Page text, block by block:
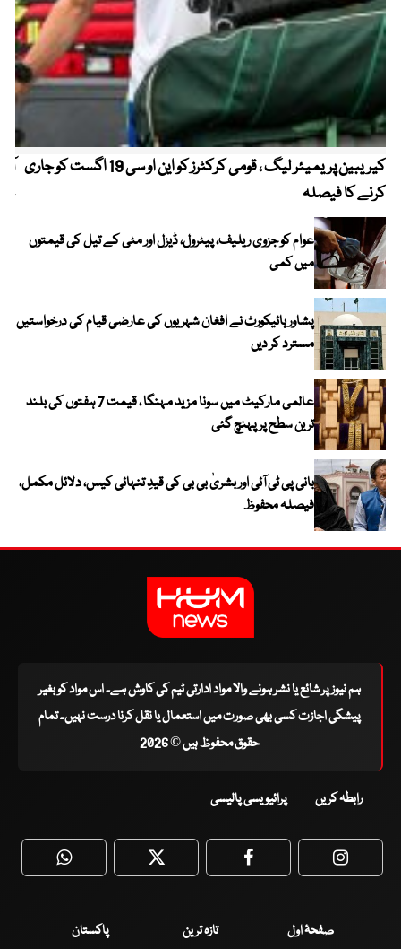
کیریبین پریمیئر لیگ ، قومی کرکٹرز کو این او سی 19 اگست کو جاری
کرنے کا فیصلہ
عوام کو جزوی ریلیف، پیٹرول، ڈیزل اور مٹی کے تیل کی قیمتوں
میں کمی
پشاور ہائیکورٹ نے افغان شہریوں کی عارضی قیام کی درخواستیں
مسترد کر دیں
عالمی مارکیٹ میں سونا مزید مہنگا ، قیمت 7 ہفتوں کی بلند
ترین سطح پر پہنچ گئی
بانی پی ٹی آئی اور بشریٰ بی بی کی قیدِ تنہائی کیس، دلائل مکمل،
فیصلہ محفوظ
ہم نیوز پر شائع یا نشر ہونے والا مواد ادارتی ٹیم کی کاوش ہے۔ اس مواد کو بغیر
پیشگی اجازت کسی بھی صورت میں استعمال یا نقل کرنا درست نہیں۔ تمام
حقوق محفوظ ہیں © 2026
رابطہ کریں پرائیویسی پالیسی
WhatsApp Twitter Facebook
صفحۂ اول تازہ ترین
پاکستان